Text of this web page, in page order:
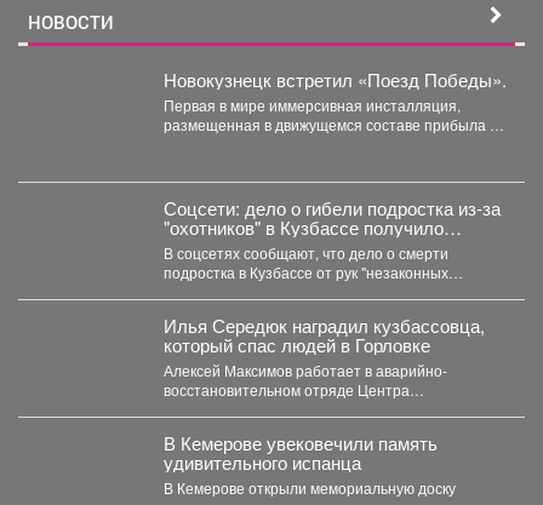
НОВОСТИ
Новокузнецк встретил «Поезд Победы».
Первая в мире иммерсивная инсталляция,
размещенная в движущемся составе прибыла на
Соцсети: дело о гибели подростка из-за
"охотников" в Кузбассе получило
шокирующее развитие
В соцсетях сообщают, что дело о смерти
подростка в Кузбассе от рук "незаконных
Илья Середюк наградил кузбассовца,
который спас людей в Горловке
Алексей Максимов работает в аварийно-
восстановительном отряде Центра
В Кемерове увековечили память
удивительного испанца
В Кемерове открыли мемориальную доску